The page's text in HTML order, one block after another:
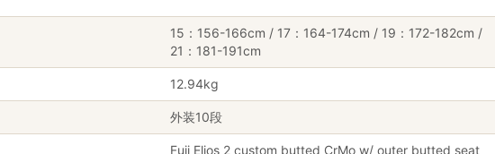
15：156-166cm / 17：164-174cm / 19：172-182cm /
21：181-191cm
12.94kg
外装10段
Fuji Elios 2 custom butted CrMo w/ outer butted seat